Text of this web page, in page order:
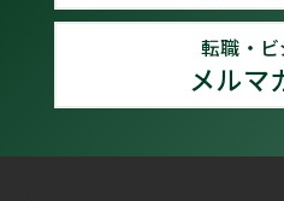
転職・
メルマ